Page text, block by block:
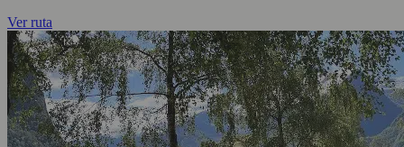
Ver ruta